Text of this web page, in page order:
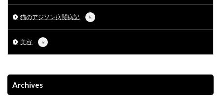
猫のアジソン病闘病記 8
美容 9
Archives